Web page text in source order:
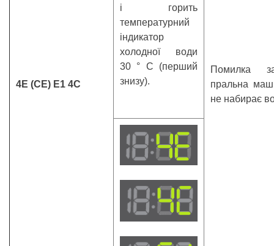
4E (CE) E1 4C
і горить
температурний
індикатор
холодної води
30 ° С (перший
знизу).
Помилка
пральна
не набирає